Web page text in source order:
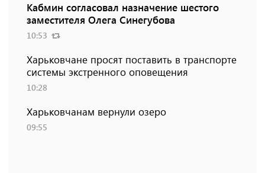
Кабмин согласовал назначение шестого
заместителя Олега Синегубова
10:53
Харьковчане просят поставить в транспорте
системы экстренного оповещения
10:28
Харьковчанам вернули озеро
09:55